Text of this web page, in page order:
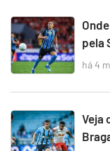
pela
há 4
Veja